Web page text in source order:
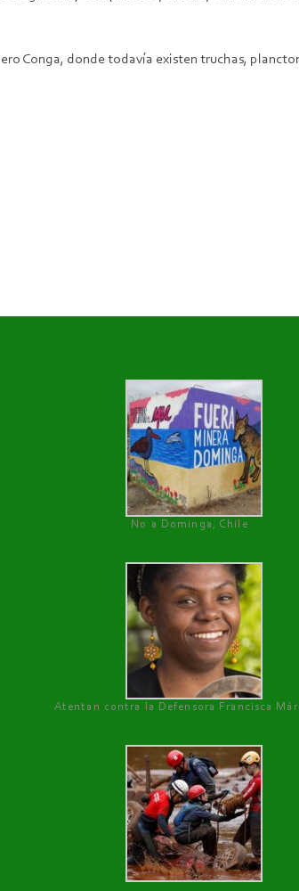
Conga, donde todavía existen truchas,
No a Dominga, Chile
Atentan contra la Defensora Francisca